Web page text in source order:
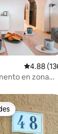
4.88
en zona